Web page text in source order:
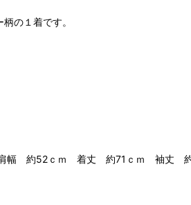
の１着です。
幅 約52ｃｍ 着丈 約71ｃｍ 袖丈